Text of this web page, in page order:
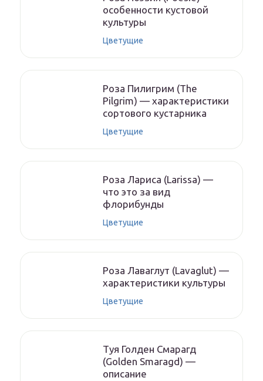
особенности кустовой
культуры
Цветущие
Роза Пилигрим (The
Pilgrim) — характеристики
сортового кустарника
Цветущие
Роза Лариса (Larissa) —
что это за вид
флорибунды
Цветущие
Роза Лаваглут (Lavaglut) —
характеристики культуры
Цветущие
Туя Голден Смарагд
(Golden Smaragd) —
описание